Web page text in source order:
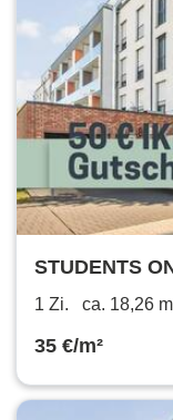
STUDENTS
Furnished
1 Zi. ca. 18,26
35 €/m²